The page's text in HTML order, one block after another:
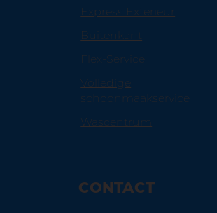
Express Exterieur
Buitenkant
Flex-Service
Volledige
schoonmaakservice
Wascentrum
CONTACT